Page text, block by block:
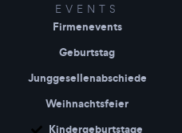
EVENTS
Firmenevents
Geburtstag
Junggesellenabschiede
Weihnachtsfeier
Kindergeburtstage